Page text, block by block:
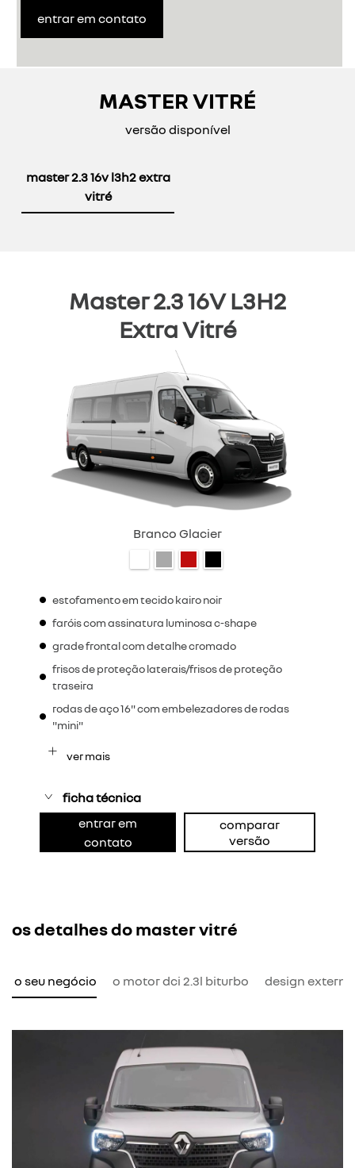
entrar em contato
MASTER VITRÉ
versão disponível
master 2.3 16v l3h2 extra
vitré
Master 2.3 16V L3H2
Extra Vitré
Branco Glacier
estofamento em tecido kairo noir
faróis com assinatura luminosa c-shape
grade frontal com detalhe cromado
frisos de proteção laterais/frisos de proteção
traseira
rodas de aço 16" com embelezadores de rodas
"mini"
ver mais
ficha técnica
entrar em
contato
comparar
versão
os detalhes do master vitré
o seu negócio o motor dci 2.3l biturbo design externo